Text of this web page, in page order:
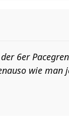
6er
wie man